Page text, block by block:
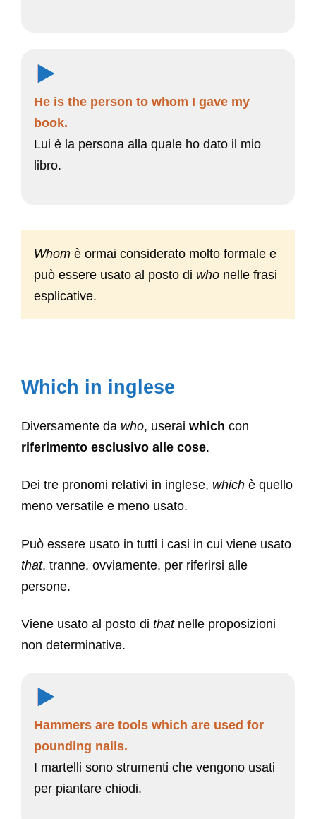
He is the person to whom I gave my
book.
Lui è la persona alla quale ho dato il mio
libro.
Whom è ormai considerato molto formale e
può essere usato al posto di who nelle frasi
esplicative.
Which in inglese
Diversamente da who, userai which con
riferimento esclusivo alle cose.
Dei tre pronomi relativi in inglese, which è quello
meno versatile e meno usato.
Può essere usato in tutti i casi in cui viene usato
that, tranne, ovviamente, per riferirsi alle
persone.
Viene usato al posto di that nelle proposizioni
non determinative.
Hammers are tools which are used for
pounding nails.
I martelli sono strumenti che vengono usati
per piantare chiodi.